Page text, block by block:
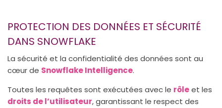
PROTECTION DES DONNÉES ET SÉCURITÉ
DANS SNOWFLAKE
La sécurité et la confidentialité des données sont au
cœur de Snowflake Intelligence.
Toutes les requêtes sont exécutées avec le rôleet les
droits de l’utilisateur, garantissant le respect des